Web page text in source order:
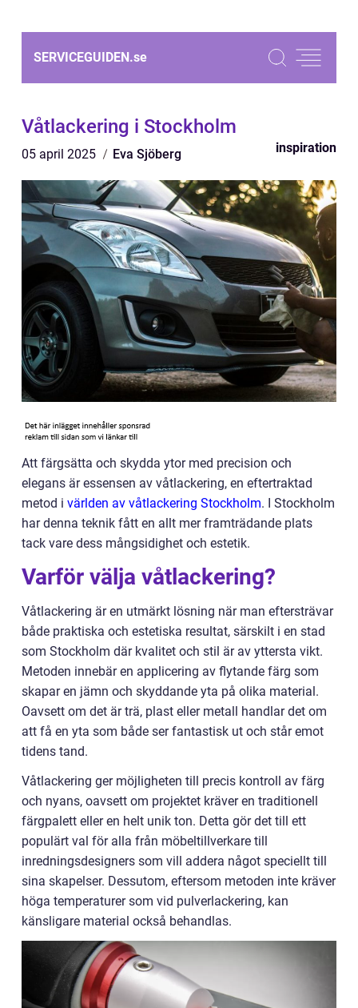
SERVICEGUIDEN.se
Våtlackering i Stockholm
05 april 2025 Eva Sjöberg inspiration
Att färgsätta och skydda ytor med precision och
elegans är essensen av våtlackering, en eftertraktad
metod i världen av våtlackering Stockholm. I Stockholm
har denna teknik fått en allt mer framträdande plats
tack vare dess mångsidighet och estetik.
Varför välja våtlackering?
Våtlackering är en utmärkt lösning när man eftersträvar
både praktiska och estetiska resultat, särskilt i en stad
som Stockholm där kvalitet och stil är av yttersta vikt.
Metoden innebär en applicering av flytande färg som
skapar en jämn och skyddande yta på olika material.
Oavsett om det är trä, plast eller metall handlar det om
att få en yta som både ser fantastisk ut och står emot
tidens tand.
Våtlackering ger möjligheten till precis kontroll av färg
och nyans, oavsett om projektet kräver en traditionell
färgpalett eller en helt unik ton. Detta gör det till ett
populärt val för alla från möbeltillverkare till
inredningsdesigners som vill addera något speciellt till
sina skapelser. Dessutom, eftersom metoden inte kräver
höga temperaturer som vid pulverlackering, kan
känsligare material också behandlas.